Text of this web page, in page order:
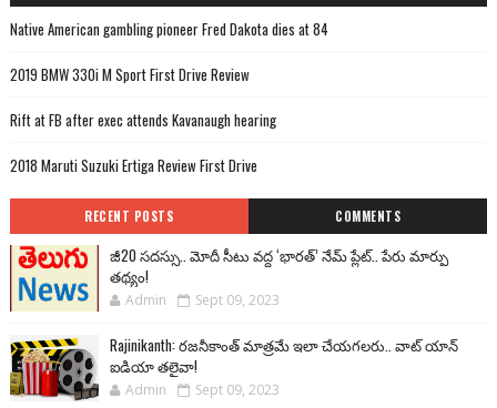
Native American gambling pioneer Fred Dakota dies at 84
2019 BMW 330i M Sport First Drive Review
Rift at FB after exec attends Kavanaugh hearing
2018 Maruti Suzuki Ertiga Review First Drive
RECENT POSTS COMMENTS
జీ20 సదస్సు.. మోదీ సీటు వద్ద ‘భారత్’ నేమ్ ప్లేట్‌.. పేరు మార్పు
తథ్యం!
Admin Sept 09, 2023
Rajinikanth: రజనీకాంత్ మాత్రమే ఇలా చేయగలరు.. వాట్ యాన్
ఐడియా తలైవా!
Admin Sept 09, 2023